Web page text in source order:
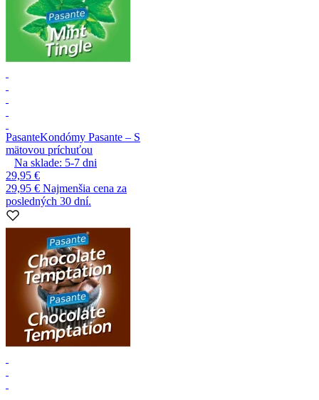
PasanteKondómy Pasante – S
mätovou príchuťou
Na sklade: 5-7 dni
29,95 €
29,95 € Najmenšia cena za
posledných 30 dní.